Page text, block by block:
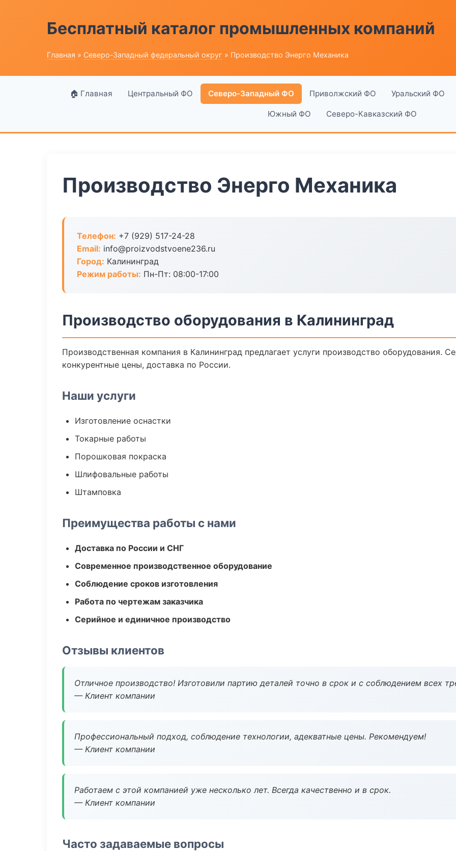
Бесплатный каталог промышленных компаний
Главная » Северо-Западный федеральный округ » Производство Энерго Механика
🏠 Главная Центральный ФО Северо-Западный ФО Приволжский ФО Уральский ФО
Южный ФО Северо-Кавказский ФО
Производство Энерго Механика
Телефон: +7 (929) 517-24-28
Email: info@proizvodstvoene236.ru
Город: Калининград
Режим работы: Пн-Пт: 08:00-17:00
Производство оборудования в Калининград
Производственная компания в Калининград предлагает услуги производство оборудования.
конкурентные цены, доставка по России.
Наши услуги
Изготовление оснастки
Токарные работы
Порошковая покраска
Шлифовальные работы
Штамповка
Преимущества работы с нами
Доставка по России и СНГ
Современное производственное оборудование
Соблюдение сроков изготовления
Работа по чертежам заказчика
Серийное и единичное производство
Отзывы клиентов
Отличное производство! Изготовили партию деталей точно в срок и с соблюдением всех
— Клиент компании
Профессиональный подход, соблюдение технологии, адекватные цены. Рекомендуем!
— Клиент компании
Работаем с этой компанией уже несколько лет. Всегда качественно и в срок.
— Клиент компании
Часто задаваемые вопросы